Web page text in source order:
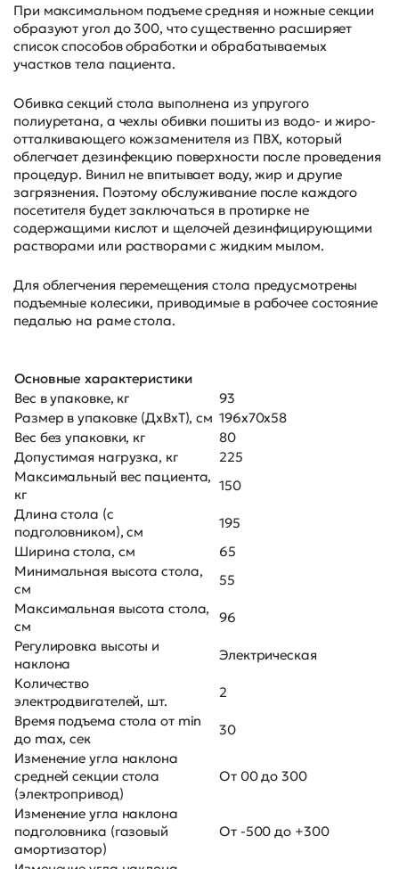
При максимальном подъеме средняя и ножные секции
образуют угол до 300, что существенно расширяет
список способов обработки и обрабатываемых
участков тела пациента.
Обивка секций стола выполнена из упругого
полиуретана, а чехлы обивки пошиты из водо- и жиро-
отталкивающего кожзаменителя из ПВХ, который
облегчает дезинфекцию поверхности после проведения
процедур. Винил не впитывает воду, жир и другие
загрязнения. Поэтому обслуживание после каждого
посетителя будет заключаться в протирке не
содержащими кислот и щелочей дезинфицирующими
растворами или растворами с жидким мылом.
Для облегчения перемещения стола предусмотрены
подъемные колесики, приводимые в рабочее состояние
педалью на раме стола.
Основные характеристики
Вес в упаковке, кг
93
Размер в упаковке (ДхВхТ), см 196х70х58
Вес без упаковки, кг
80
Допустимая нагрузка, кг
225
Максимальный вес пациента,
кг
150
Длина стола (с
подголовником), см
195
Ширина стола, см
65
Минимальная высота стола,
см
55
Максимальная высота стола,
см
96
Регулировка высоты и
наклона
Электрическая
Количество
электродвигателей, шт.
2
Время подъема стола от min
до max, сек
30
Изменение угла наклона
средней секции стола
(электропривод)
От 00 до 300
Изменение угла наклона
подголовника (газовый
амортизатор)
От -500 до +300